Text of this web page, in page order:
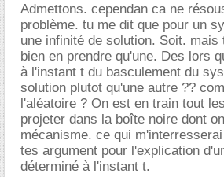
Admettons. cependan ca ne
problème. tu me dit que pour un
une infinité de solution. Soit.
bien en prendre qu'une. Des lors
à l'instant t du basculement du
solution plutot qu'une autre ??
l'aléatoire ? On est en train tout
projeter dans la boîte noire dont
mécanisme. ce qui
tes argument pour l'explication
déterminé à l'instant t.